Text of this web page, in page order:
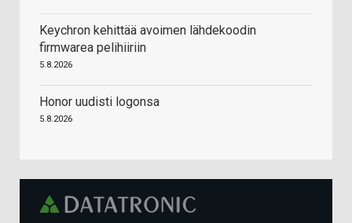
Keychron kehittää avoimen lähdekoodin
firmwarea pelihiiriin
5.8.2026
Honor uudisti logonsa
5.8.2026